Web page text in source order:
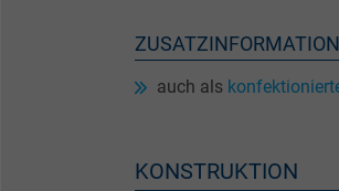
auch als
KONSTRUKTION